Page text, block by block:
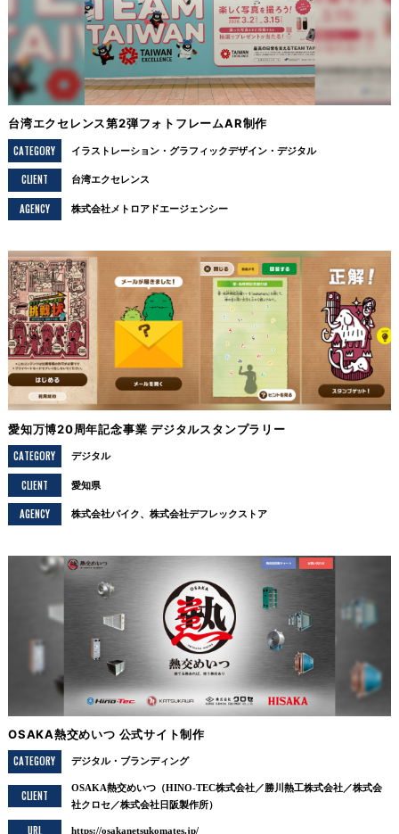
台湾エクセレンス第2弾フォトフレームAR制作
CATEGORY
イラストレーション グラフィックデザイン デジタル
CLIENT 台湾エクセレンス
AGENCY 株式会社メトロアドエージェンシー
愛知万博20周年記念事業 デジタルスタンプラリー
CATEGORY
デジタル
CLIENT 愛知県
AGENCY 株式会社パイク、株式会社デフレックストア
OSAKA熱交めいつ 公式サイト制作
CATEGORY
デジタル ブランディング
CLIENT
OSAKA熱交めいつ（HINO-TEC株式会社／勝川熱工株式会社／株式会
社クロセ／株式会社日阪製作所）
URL https://osakanetsukomates.jp/